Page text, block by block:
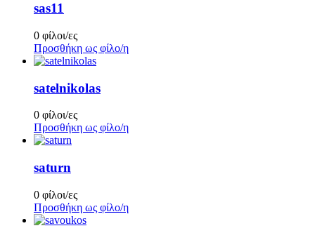
sas11
0 φίλοι/ες
Προσθήκη ως φίλο/η
satelnikolas
0 φίλοι/ες
Προσθήκη ως φίλο/η
saturn
0 φίλοι/ες
Προσθήκη ως φίλο/η